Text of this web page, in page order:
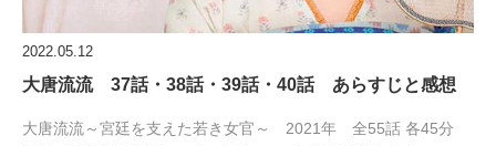
2022.05.12
大唐流流 37話・38話・39話・40話 あらすじと感想
大唐流流～宮廷を支えた若き女官～ 2021年 全55話 各45分